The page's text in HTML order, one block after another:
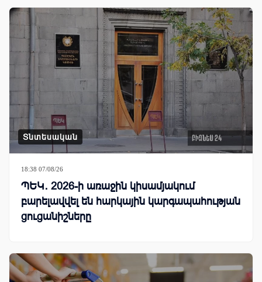
Տնտեսական
18:38 07/08/26
ՊԵԿ․ 2026-ի առաջին կիսամյակում
բարելավվել են հարկային կարգապահության
ցուցանիշները